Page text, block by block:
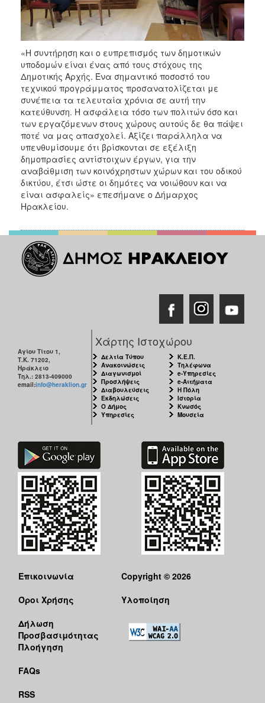
«Η συντήρηση και ο ευπρεπισμός των δημοτικών
υποδομών είναι ένας από τους στόχους της
Δημοτικής Αρχής. Ένα σημαντικό ποσοστό του
τεχνικού προγράμματος προσανατολίζεται με
συνέπεια τα τελευταία χρόνια σε αυτή την
κατεύθυνση. Η ασφάλεια τόσο των πολιτών όσο και
των εργαζόμενων στους χώρους αυτούς δε θα πάψει
ποτέ να μας απασχολεί. Αξίζει παράλληλα να
υπενθυμίσουμε ότι βρίσκονται σε εξέλιξη
δημοπρασίες αντίστοιχων έργων, για την
αναβάθμιση των κοινόχρηστων χώρων και του οδικού
δικτύου, έτσι ώστε οι δημότες να νοιώθουν και να
είναι ασφαλείς» επεσήμανε ο Δήμαρχος
Ηρακλείου.
Αγίου Τίτου 1,
Τ.Κ. 71202,
Ηράκλειο
Τηλ.: 2813-409000
email:info@heraklion.gr
Χάρτης Ιστοχώρου
Δελτία Τύπου
Ανακοινώσεις
Διαγωνισμοί
Προσλήψεις
Διαβουλεύσεις
Εκδηλώσεις
Ο Δήμος
Υπηρεσίες
Κ.Ε.Π.
Τηλέφωνα
e-Υπηρεσίες
e-Αιτήματα
Η Πόλη
Ιστορία
Κνωσός
Μουσεία
Επικοινωνία
Όροι Χρήσης
Δήλωση
Προσβασιμότητας
Πλοήγηση
FAQs
RSS
Copyright © 2026
Υλοποίηση